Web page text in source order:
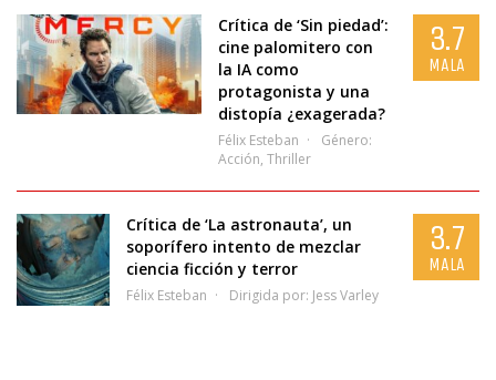
Crítica de ‘Sin piedad’:
cine palomitero con
la IA como
protagonista y una
distopía ¿exagerada?
Félix Esteban
Género:
Acción,Thriller
3.7
MALA
Crítica de ‘La astronauta’, un
soporífero intento de mezclar
ciencia ficción y terror
Félix Esteban Dirigida por: Jess Varley
3.7
MALA